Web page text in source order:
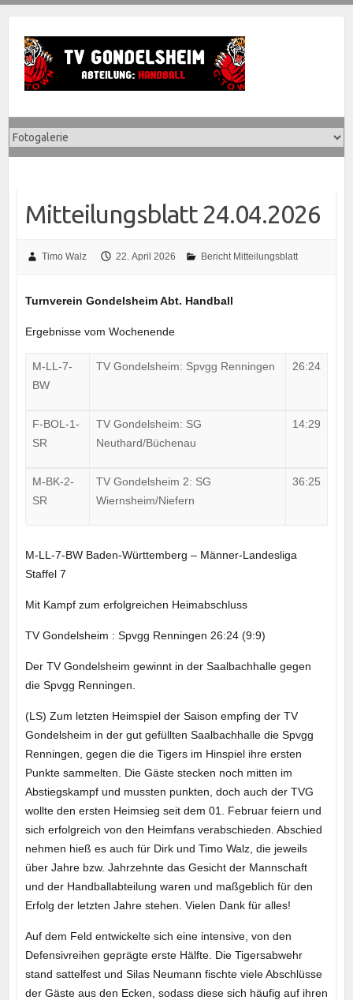
content
Mitteilungsblatt 24.04.2026
Timo Walz 22. April 2026 Bericht Mitteilungsblatt
Turnverein Gondelsheim Abt. Handball
Ergebnisse vom Wochenende
M-LL-7-
BW
TV Gondelsheim: Spvgg Renningen 26:24
F-BOL-1-
SR
TV Gondelsheim: SG
Neuthard/Büchenau
14:29
M-BK-2-
SR
TV Gondelsheim 2: SG
Wiernsheim/Niefern
36:25
M-LL-7-BW Baden-Württemberg – Männer-Landesliga
Staffel 7
Mit Kampf zum erfolgreichen Heimabschluss
TV Gondelsheim : Spvgg Renningen 26:24 (9:9)
Der TV Gondelsheim gewinnt in der Saalbachhalle gegen
die Spvgg Renningen.
(LS) Zum letzten Heimspiel der Saison empfing der TV
Gondelsheim in der gut gefüllten Saalbachhalle die Spvgg
Renningen, gegen die die Tigers im Hinspiel ihre ersten
Punkte sammelten. Die Gäste stecken noch mitten im
Abstiegskampf und mussten punkten, doch auch der TVG
wollte den ersten Heimsieg seit dem 01. Februar feiern und
sich erfolgreich von den Heimfans verabschieden. Abschied
nehmen hieß es auch für Dirk und Timo Walz, die jeweils
über Jahre bzw. Jahrzehnte das Gesicht der Mannschaft
und der Handballabteilung waren und maßgeblich für den
Erfolg der letzten Jahre stehen. Vielen Dank für alles!
Auf dem Feld entwickelte sich eine intensive, von den
Defensivreihen geprägte erste Hälfte. Die Tigersabwehr
stand sattelfest und Silas Neumann fischte viele Abschlüsse
der Gäste aus den Ecken, sodass diese sich häufig auf ihren